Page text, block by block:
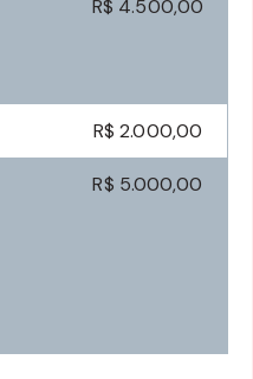
R$ 4.500,00
R$ 2.000,00
R$ 5.000,00